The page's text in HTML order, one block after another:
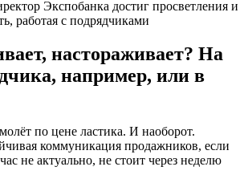
настораживает? На
например, или в
по цене ластика. И наоборот.
коммуникация продажников, если
не актуально, не стоит через неделю